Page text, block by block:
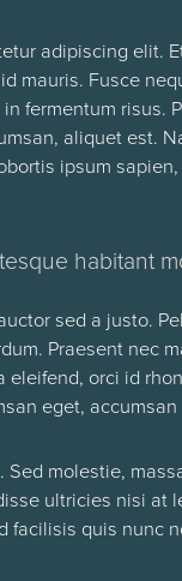
adipiscing elit.
mauris. Fusce
fermentum
aliquet est.
ipsum
habitant
sed a justo.
Praesent nec
orci id
eget,
molestie,
ultricies nisi
facilisis quis nunc